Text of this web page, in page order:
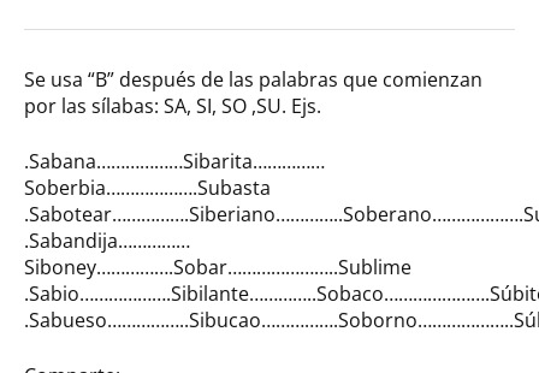
Se usa “B” después de las palabras que comienzan
por las sílabas: SA, SI, SO ,SU. Ejs.
.Sabana………………Sibarita……………
Soberbia……………….Subasta
.Sabandija……………
Siboney…………….Sobar…………………..Sublime